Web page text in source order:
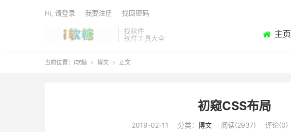
找软件
软件工具大全
主页
Hi, 请登录 我要注册 找回密码
当前位置： i软糖  博文  正文
初窥CSS布局
2019-02-11 分类： 博文 阅读(2937) 评论(0)